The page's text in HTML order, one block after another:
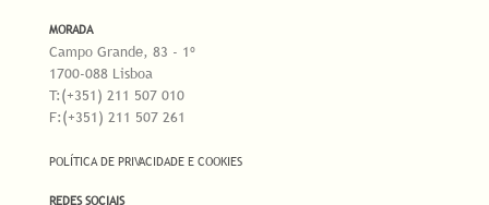
MORADA
Campo Grande, 83 - 1º
1700-088 Lisboa
T:(+351) 211 507 010
F:(+351) 211 507 261
POLÍTICA DE PRIVACIDADE E COOKIES
REDES SOCIAIS